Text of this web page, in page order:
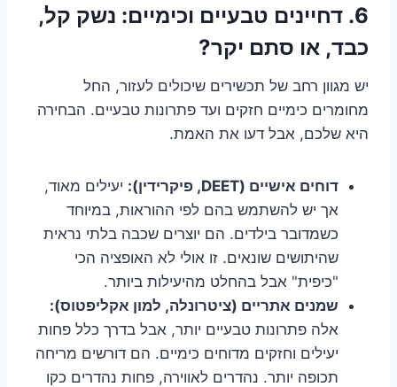
6. דחיינים טבעיים וכימיים: נשק קל,
כבד, או סתם יקר?
יש מגוון רחב של תכשירים שיכולים לעזור, החל
מחומרים כימיים חזקים ועד פתרונות טבעיים. הבחירה
היא שלכם, אבל דעו את האמת.
דוחים אישיים (DEET, פיקרידין):
יעילים מאוד,
אך יש להשתמש בהם לפי ההוראות, במיוחד
כשמדובר בילדים. הם יוצרים שכבה בלתי נראית
שהיתושים שונאים. זו אולי לא האופציה הכי
"כיפית" אבל בהחלט מהיעילות ביותר.
שמנים אתריים (ציטרונלה, למון אקליפטוס):
אלה פתרונות טבעיים יותר, אבל בדרך כלל פחות
יעילים וחזקים מדוחים כימיים. הם דורשים מריחה
תכופה יותר. נהדרים לאווירה, פחות נהדרים כקו